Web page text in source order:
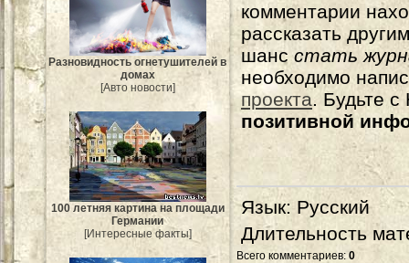
Разновидность огнетушителей в
домах
[Авто новости]
100 летняя картина на площади
Германии
[Интересные факты]
комментарии
рассказать
шансстать
необходимо
проекта. Будьте
позитивной
Язык: Русский
Длительность
Всего комментариев:0